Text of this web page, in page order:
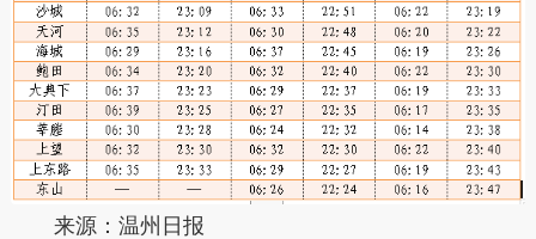
来源：温州日报